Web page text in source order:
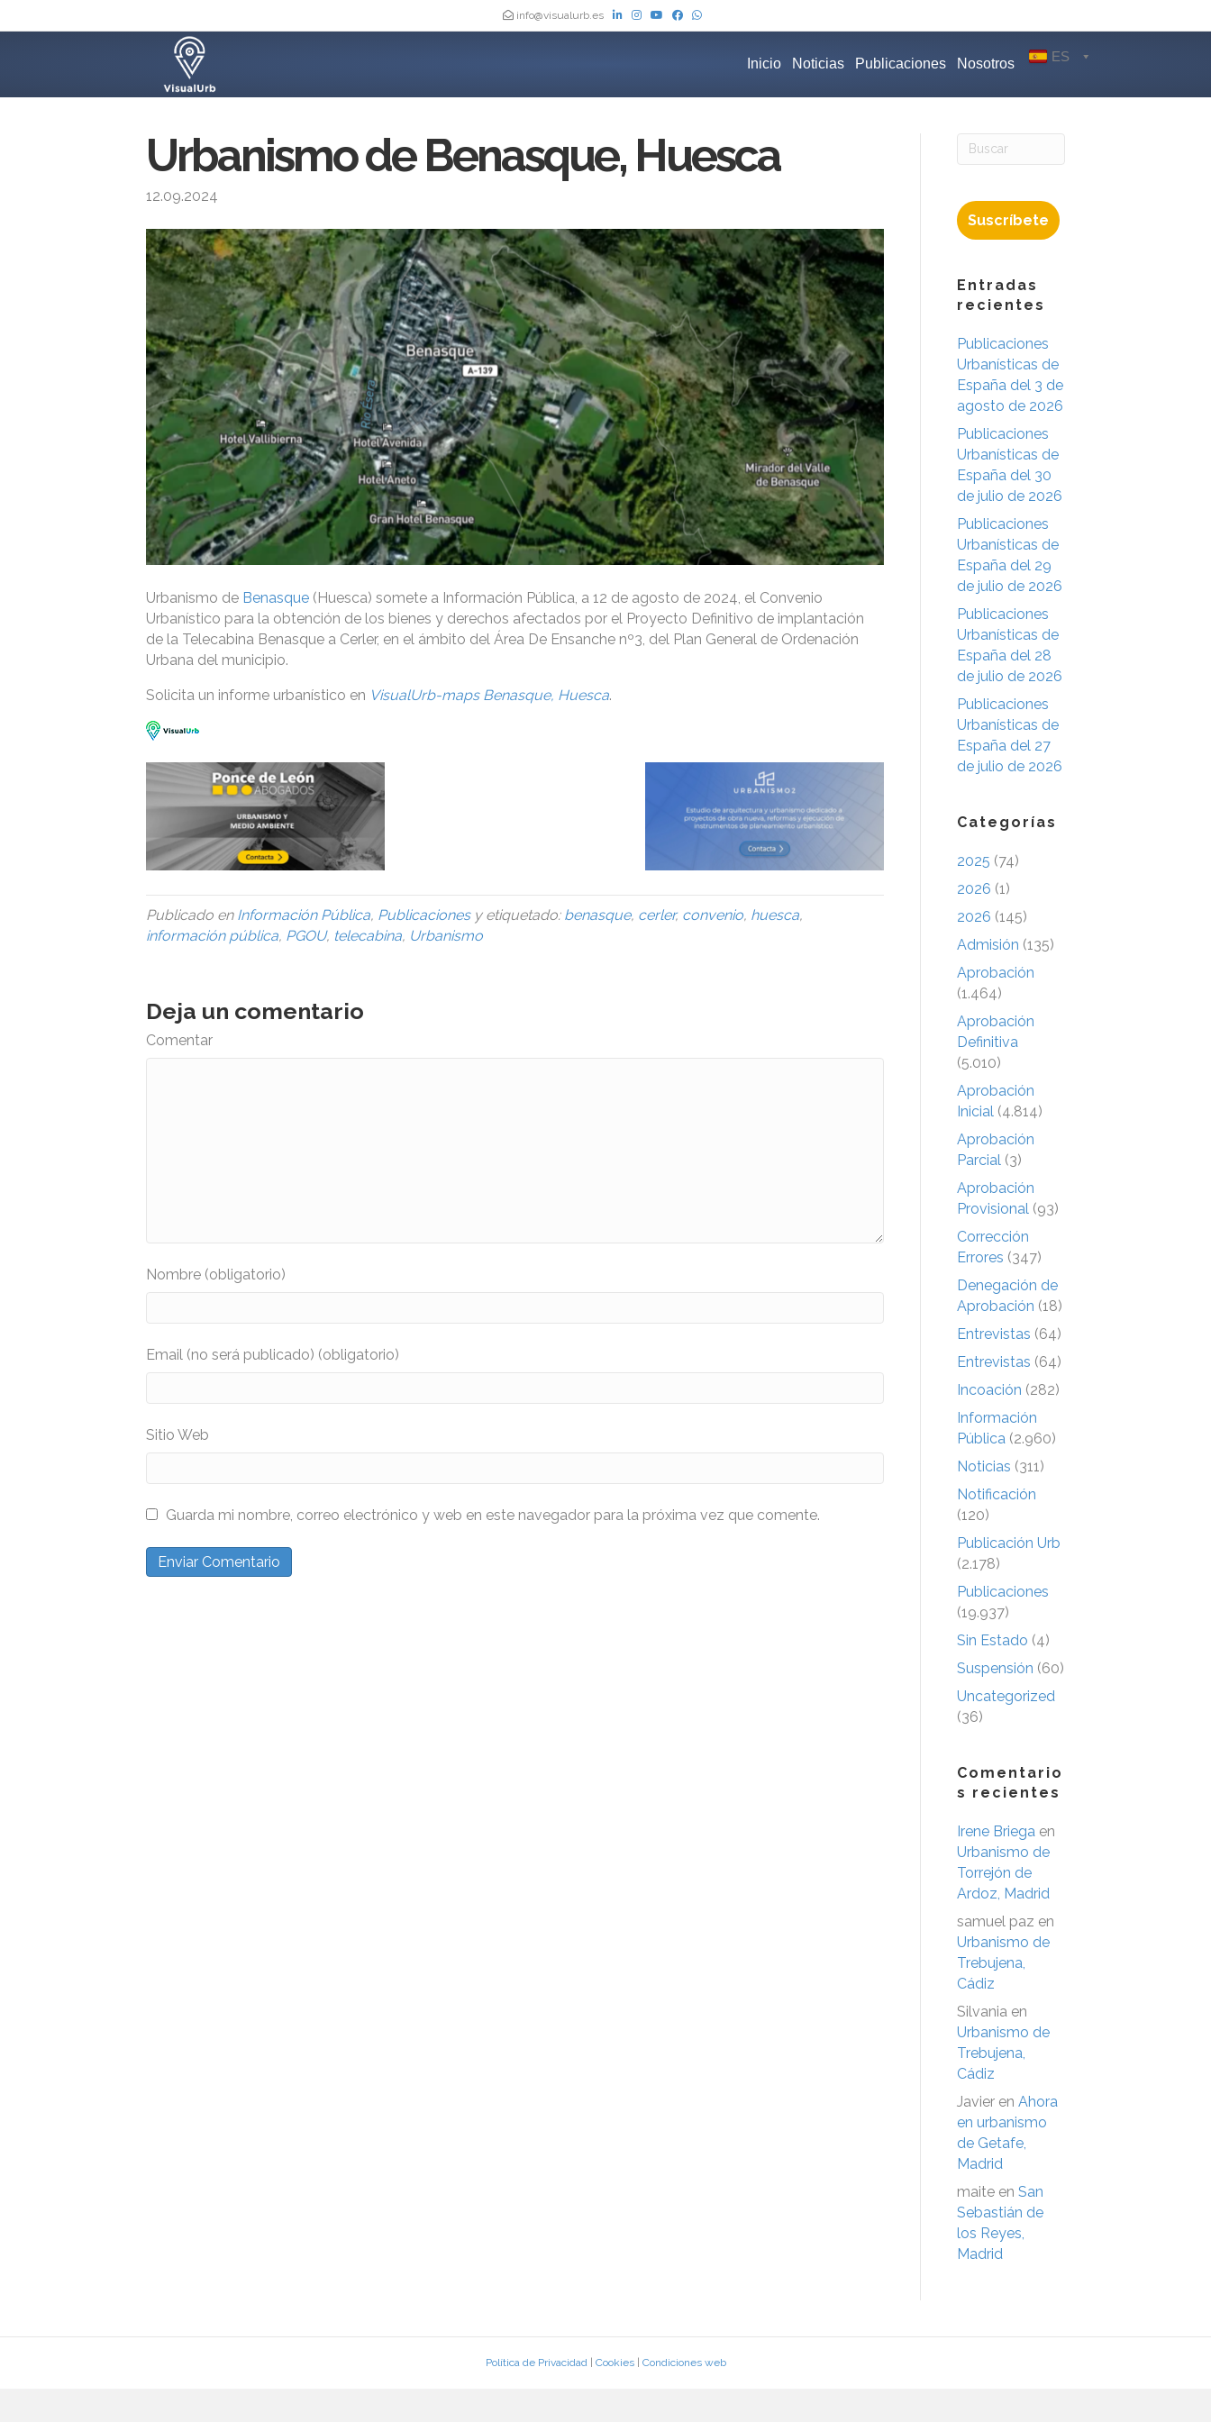
info@visualurb.es
Inicio Noticias Publicaciones Nosotros ES
Urbanismo de Benasque, Huesca
12.09.2024
Urbanismo de Benasque (Huesca) somete a Información Pública, a 12 de agosto de 2024, el Convenio
Urbanístico para la obtención de los bienes y derechos afectados por el Proyecto Definitivo de implantación
de la Telecabina Benasque a Cerler, en el ámbito del Área De Ensanche nº3, del Plan General de Ordenación
Urbana del municipio.
Solicita un informe urbanístico en VisualUrb-maps Benasque, Huesca.
Publicado en Información Pública, Publicacionesy etiquetado: benasque, cerler, convenio, huesca,
información pública, PGOU, telecabina, Urbanismo
Deja un comentario
Comentar
Nombre (obligatorio)
Email (no será publicado) (obligatorio)
Sitio Web
Guarda mi nombre, correo electrónico y web en este navegador para la próxima vez que comente.
Suscríbete
Entradas
recientes
Publicaciones
Urbanísticas de
España del 3 de
agosto de 2026
Publicaciones
Urbanísticas de
España del 30
de julio de 2026
Publicaciones
Urbanísticas de
España del 29
de julio de 2026
Publicaciones
Urbanísticas de
España del 28
de julio de 2026
Publicaciones
Urbanísticas de
España del 27
de julio de 2026
Categorías
2025 (74)
2026 (1)
2026 (145)
Admisión (135)
Aprobación
(1.464)
Aprobación
Definitiva
(5.010)
Aprobación
Inicial (4.814)
Aprobación
Parcial (3)
Aprobación
Provisional (93)
Corrección
Errores (347)
Denegación de
Aprobación (18)
Entrevistas (64)
Entrevistas (64)
Incoación (282)
Información
Pública (2.960)
Noticias (311)
Notificación
(120)
Publicación Urb
(2.178)
Publicaciones
(19.937)
Sin Estado (4)
Suspensión (60)
Uncategorized
(36)
Comentario
s recientes
Irene Briega en
Urbanismo de
Torrejón de
Ardoz, Madrid
samuel paz en
Urbanismo de
Trebujena,
Cádiz
Silvania en
Urbanismo de
Trebujena,
Cádiz
Javier en Ahora
en urbanismo
de Getafe,
Madrid
maite en San
Sebastián de
los Reyes,
Madrid
Política de Privacidad| Cookies| Condiciones web